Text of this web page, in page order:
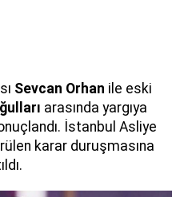
Sevcan Orhan ile eski
arasında yargıya
İstanbul Asliye
karar duruşmasına